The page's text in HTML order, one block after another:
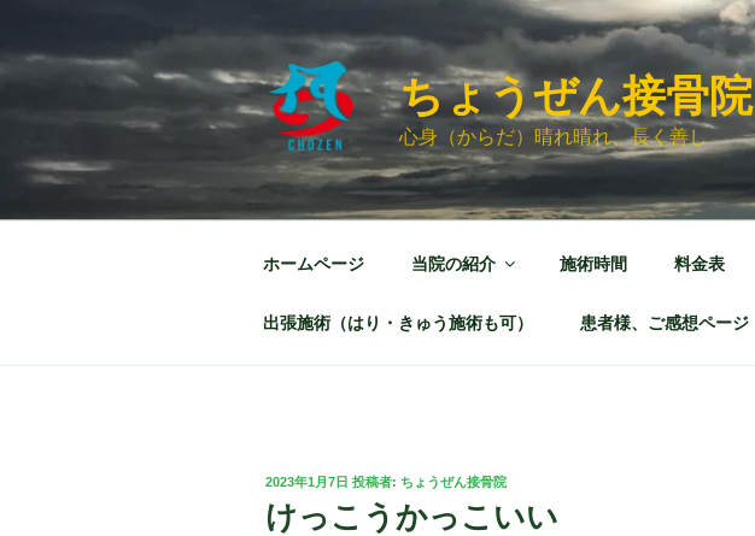
キ
ちょうぜん接骨院
心身（からだ）晴れ晴れ、長く善し
ホームページ 当院の紹介 施術時間 料金表
出張施術（はり・きゅう施術も可） 患者様、ご感想ページ
投
日:
2023年1月7日 投稿者: ちょうぜん接骨院
けっこうかっこいい